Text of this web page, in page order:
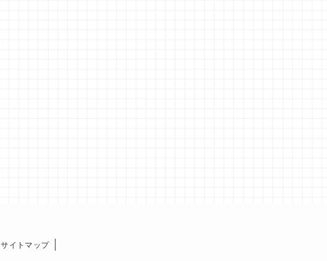
サイトマップ